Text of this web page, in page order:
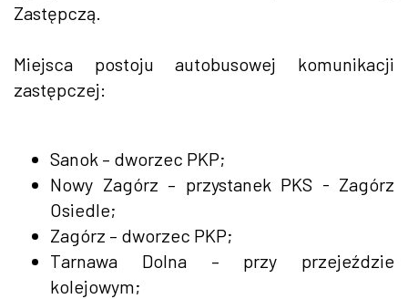
Zastępczą.
Miejsca postoju autobusowej komunikacji
zastępczej:
Sanok – dworzec PKP;
Nowy Zagórz – przystanek PKS - Zagórz
Osiedle;
Zagórz – dworzec PKP;
Tarnawa Dolna – przy przejeździe
kolejowym;